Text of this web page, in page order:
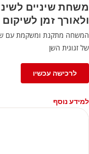
משחת שיניים
ולאורך זמן לשיקום +
המשחה מתקנת ומשקמת עם
של זגוגית השן
לרכישה עכשיו
למידע נוסף